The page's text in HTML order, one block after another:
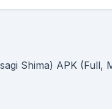
Shima) APK (Full,